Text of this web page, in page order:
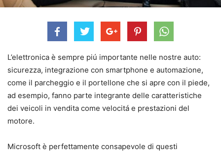
L’elettronica è sempre piú importante nelle nostre auto:
sicurezza, integrazione con smartphone e automazione,
come il parcheggio e il portellone che si apre con il piede,
ad esempio, fanno parte integrante delle caratteristiche
dei veicoli in vendita come velocitá e prestazioni del
motore.
Microsoft è perfettamente consapevole di questi